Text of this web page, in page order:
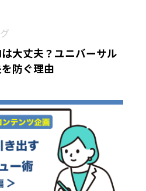
大丈夫？ユニバーサル
防ぐ理由